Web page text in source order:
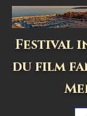
Festival
du film